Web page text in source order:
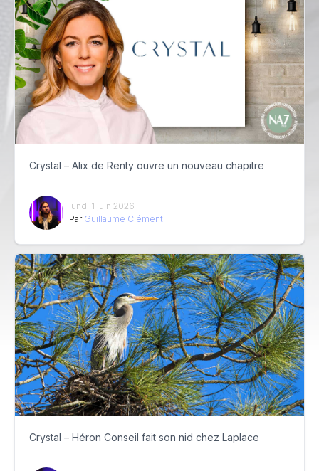
Crystal – Alix de Renty ouvre un nouveau chapitre
lundi 1 juin 2026
Par Guillaume Clément
Crystal – Héron Conseil fait son nid chez Laplace